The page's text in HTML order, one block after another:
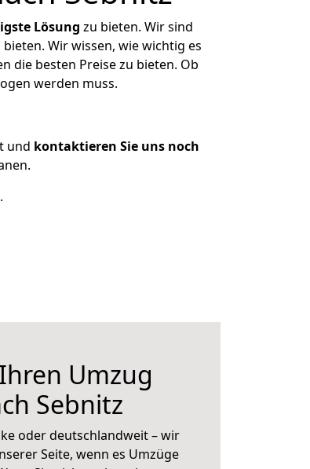
Lösung zu bieten. Wir sind
Wir wissen, wie wichtig es
die besten Preise zu bieten. Ob
werden muss.
und kontaktieren Sie uns noch
Umzug
Sebnitz
oder deutschlandweit – wir
Seite, wenn es Umzüge